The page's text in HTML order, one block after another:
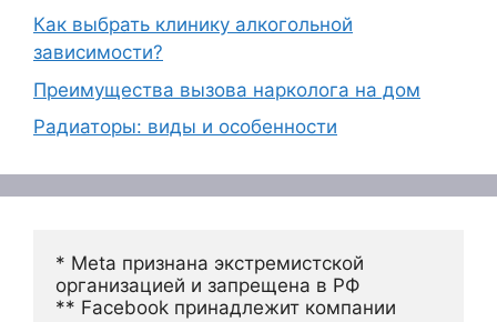
Как выбрать клинику алкогольной
зависимости?
Преимущества вызова нарколога на дом
Радиаторы: виды и особенности
* Meta признана экстремистской
организацией и запрещена в РФ
** Facebook принадлежит компании